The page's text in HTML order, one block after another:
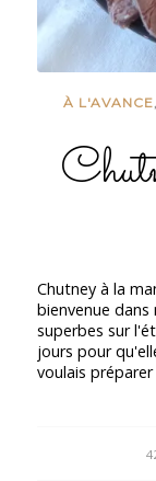
À L'AVANCE
Chutney à la
bienvenue
superbes sur
jours pour
voulais